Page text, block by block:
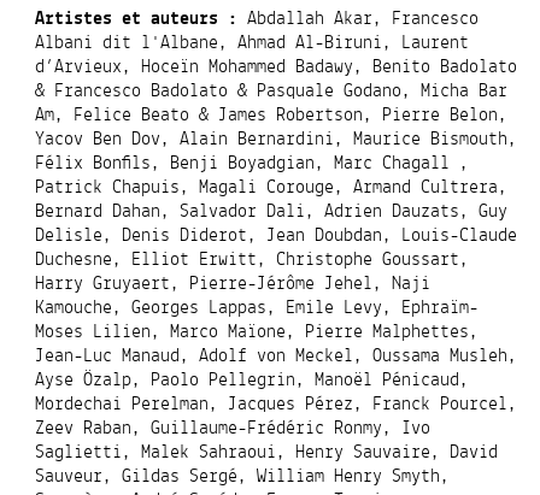
Artistes et auteurs :Abdallah Akar, Francesco
Albani dit l'Albane, Ahmad Al-Biruni, Laurent
d’Arvieux, Hoceïn Mohammed Badawy, Benito Badolato
& Francesco Badolato & Pasquale Godano, Micha Bar
Am, Felice Beato & James Robertson, Pierre Belon,
Yacov Ben Dov, Alain Bernardini, Maurice Bismouth,
Félix Bonfils, Benji Boyadgian, Marc Chagall ,
Patrick Chapuis, Magali Corouge, Armand Cultrera,
Bernard Dahan, Salvador Dali, Adrien Dauzats, Guy
Delisle, Denis Diderot, Jean Doubdan, Louis-Claude
Duchesne, Elliot Erwitt, Christophe Goussart,
Harry Gruyaert, Pierre-Jérôme Jehel, Naji
Kamouche, Georges Lappas, Emile Levy, Ephraïm-
Moses Lilien, Marco Maïone, Pierre Malphettes,
Jean-Luc Manaud, Adolf von Meckel, Oussama Musleh,
Ayse Özalp, Paolo Pellegrin, Manoël Pénicaud,
Mordechai Perelman, Jacques Pérez, Franck Pourcel,
Zeev Raban, Guillaume-Frédéric Ronmy, Ivo
Saglietti, Malek Sahraoui, Henry Sauvaire, David
Sauveur, Gildas Sergé, William Henry Smyth,